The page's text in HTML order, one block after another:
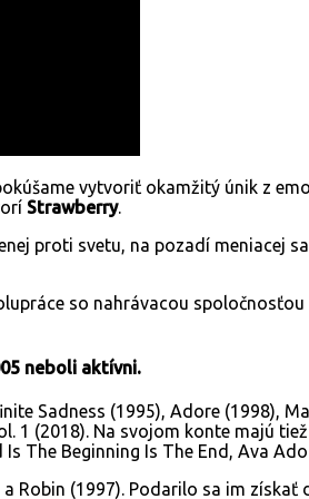
vytvoriť okamžitý únik z
Strawberry.
proti svetu, na pozadí meniacej
so nahrávacou spoločnosťou
neboli aktívni.
Sadness (1995), Adore (1998),
1 (2018). Na svojom konte majú
The Beginning Is The End, Ava
(1997). Podarilo sa im